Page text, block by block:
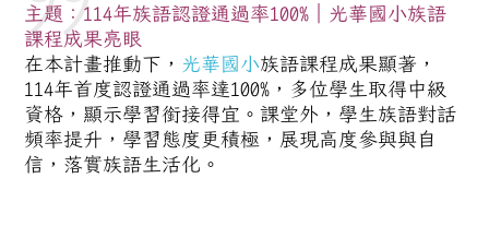
主題：114年族語認證通過率100%｜光華國小族語
課程成果亮眼
在本計畫推動下， 光華國小族語課程成果顯著，
114年首度認證通過率達100%，多位學生取得中級
資格，顯示學習銜接得宜。課堂外，學生族語對話
頻率提升，學習態度更積極，展現高度參與與自
信，落實族語生活化。